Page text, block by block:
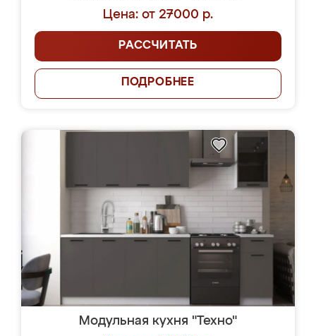
Цена: от 27000 р.
РАССЧИТАТЬ
ПОДРОБНЕЕ
Модульная кухня "Техно"